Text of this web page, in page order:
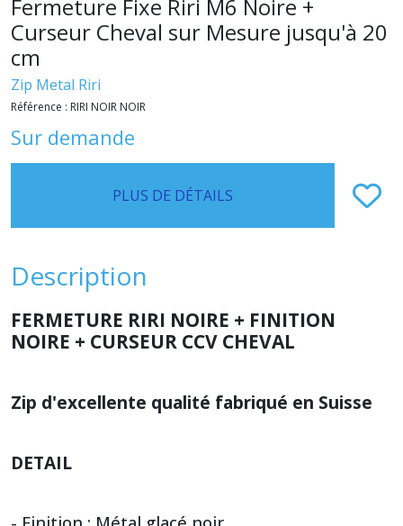
Fermeture Fixe Riri M6 Noire +
Curseur Cheval sur Mesure jusqu'à 20
cm
Zip Metal Riri
Référence : RIRI NOIR NOIR
Sur demande
PLUS DE DÉTAILS
Description
FERMETURE RIRI NOIRE + FINITION
NOIRE + CURSEUR CCV CHEVAL
Zip d'excellente qualité fabriqué en Suisse
DETAIL